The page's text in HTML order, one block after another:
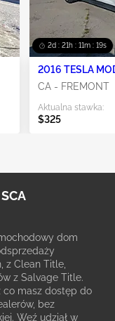
2d : 21h : 11m : 19s
2016 TESLA
CA - FREMONT
Aktualna stawka:
$325
dom
z Clean Title,
z Salvage Title.
co masz dostęp do
bez
Weź udział w